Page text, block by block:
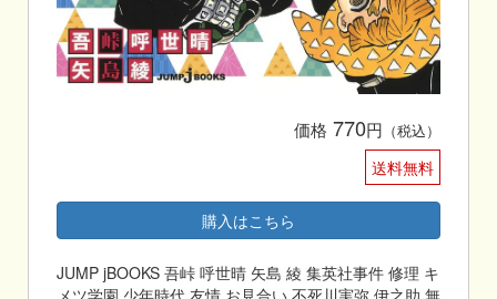
価格 770円 （税込）
送料無料
購入はこちら
JUMP jBOOKS 吾峠 呼世晴 矢島 綾 集英社事件 修理 キ